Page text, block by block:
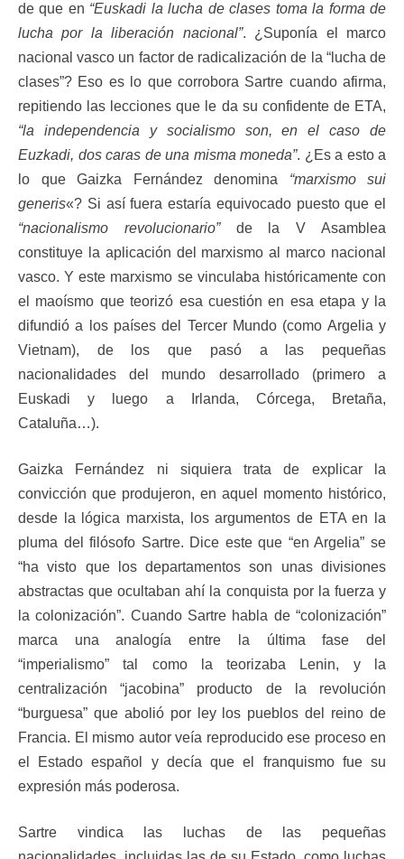
de que en “Euskadi la lucha de clases toma la forma de
lucha por la liberación nacional”. ¿Suponía el marco
nacional vasco un factor de radicalización de la “lucha de
clases”? Eso es lo que corrobora Sartre cuando afirma,
repitiendo las lecciones que le da su confidente de ETA,
“la independencia y socialismo son, en el caso de
Euzkadi, dos caras de una misma moneda”. ¿Es a esto a
lo que Gaizka Fernández denomina “marxismo sui
generis«? Si así fuera estaría equivocado puesto que el
“nacionalismo revolucionario”de la V Asamblea
constituye la aplicación del marxismo al marco nacional
vasco. Y este marxismo se vinculaba históricamente con
el maoísmo que teorizó esa cuestión en esa etapa y la
difundió a los países del Tercer Mundo (como Argelia y
Vietnam), de los que pasó a las pequeñas
nacionalidades del mundo desarrollado (primero a
Euskadi y luego a Irlanda, Córcega, Bretaña,
Cataluña…).
Gaizka Fernández ni siquiera trata de explicar la
convicción que produjeron, en aquel momento histórico,
desde la lógica marxista, los argumentos de ETA en la
pluma del filósofo Sartre. Dice este que “en Argelia” se
“ha visto que los departamentos son unas divisiones
abstractas que ocultaban ahí la conquista por la fuerza y
la colonización”. Cuando Sartre habla de “colonización”
marca una analogía entre la última fase del
“imperialismo” tal como la teorizaba Lenin, y la
centralización “jacobina” producto de la revolución
“burguesa” que abolió por ley los pueblos del reino de
Francia. El mismo autor veía reproducido ese proceso en
el Estado español y decía que el franquismo fue su
expresión más poderosa.
Sartre vindica las luchas de las pequeñas